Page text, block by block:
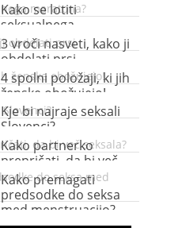
Kako se lotiti
seksualnega
maratona?
3 vroči nasveti, kako ji
obdelati prsi
4 spolni položaji, ki jih
ženske obožujejo!
Kje bi najraje seksali
Slovenci?
Kako partnerko
prepričati, da bi več
seksala?
Kako premagati
predsodke do seksa
med menstruacijo?